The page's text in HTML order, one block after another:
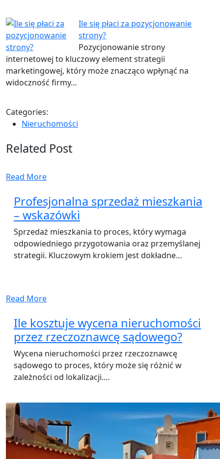
Ile się płaci za pozycjonowanie
strony?
Pozycjonowanie strony
internetowej to kluczowy element strategii
marketingowej, który może znacząco wpłynąć na
widoczność firmy…
Categories:
Nieruchomości
Related Post
Read More
Profesjonalna sprzedaż mieszkania
– wskazówki
Sprzedaż mieszkania to proces, który wymaga
odpowiedniego przygotowania oraz przemyślanej
strategii. Kluczowym krokiem jest dokładne…
Read More
Ile kosztuje wycena nieruchomości
przez rzeczoznawcę sądowego?
Wycena nieruchomości przez rzeczoznawcę
sądowego to proces, który może się różnić w
zależności od lokalizacji.…